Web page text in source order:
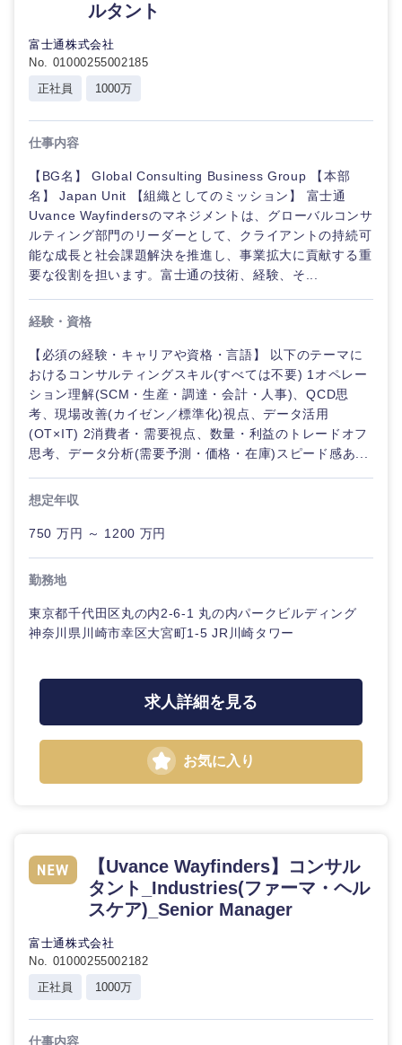
ルタント
富士通株式会社
No. 01000255002185
正社員
1000万
仕事内容
【BG名】 Global Consulting Business Group 【本部
名】 Japan Unit 【組織としてのミッション】 富士通
Uvance Wayfindersのマネジメントは、グローバルコンサ
ルティング部門のリーダーとして、クライアントの持続可
能な成長と社会課題解決を推進し、事業拡大に貢献する重
要な役割を担います。富士通の技術、経験、そ...
経験・資格
【必須の経験・キャリアや資格・言語】 以下のテーマに
おけるコンサルティングスキル(すべては不要) 1オペレー
ション理解(SCM・生産・調達・会計・人事)、QCD思
考、現場改善(カイゼン／標準化)視点、データ活用
(OT×IT) 2消費者・需要視点、数量・利益のトレードオフ
思考、データ分析(需要予測・価格・在庫)スピード感あ...
想定年収
750 万円 ～ 1200 万円
勤務地
東京都千代田区丸の内2-6-1 丸の内パークビルディング
神奈川県川崎市幸区大宮町1-5 JR川崎タワー
求人詳細を見る
お気に入り
【Uvance Wayfinders】コンサル
タント_Industries(ファーマ・ヘル
スケア)_Senior Manager
富士通株式会社
No. 01000255002182
正社員
1000万
仕事内容